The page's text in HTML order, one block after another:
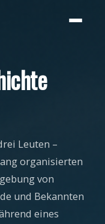
Leuten –
organisierten
von
und Bekannten
eines